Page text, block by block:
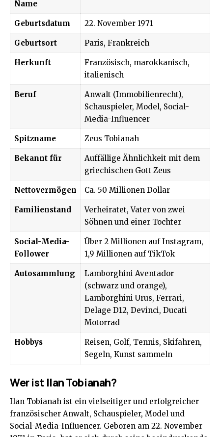
Name
Geburtsdatum 22. November 1971
Geburtsort Paris, Frankreich
Herkunft
Französisch, marokkanisch,
italienisch
Beruf
Anwalt (Immobilienrecht),
Schauspieler, Model, Social-
Media-Influencer
Spitzname Zeus Tobianah
Bekannt für
Auffällige Ähnlichkeit mit dem
griechischen Gott Zeus
Nettovermögen Ca. 50 Millionen Dollar
Familienstand
Verheiratet, Vater von zwei
Söhnen und einer Tochter
Social-Media-
Follower
Über 2 Millionen auf Instagram,
1,9 Millionen auf TikTok
Autosammlung
Lamborghini Aventador
(schwarz und orange),
Lamborghini Urus, Ferrari,
Delage D12, Devinci, Ducati
Motorrad
Hobbys
Reisen, Golf, Tennis, Skifahren,
Segeln, Kunst sammeln
Wer ist Ilan Tobianah?
Ilan Tobianah ist ein vielseitiger und erfolgreicher
französischer Anwalt, Schauspieler, Model und
Social-Media-Influencer. Geboren am 22. November